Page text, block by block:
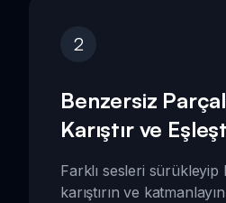
2
Benzersiz
Karıştır ve
Farklı sesleri sürükleyip
karıştırın ve